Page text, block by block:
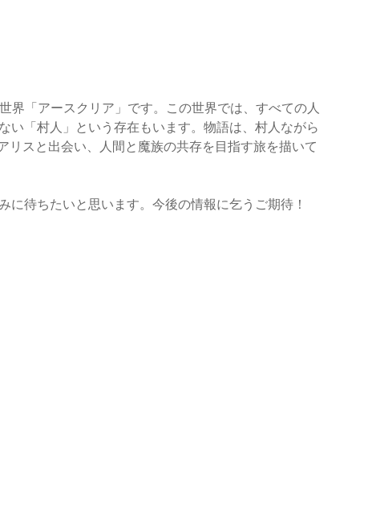
界「アースクリア」です。この世界では、すべての人
い「村人」という存在もいます。物語は、村人ながら
スと出会い、人間と魔族の共存を目指す旅を描いて
待ちたいと思います。今後の情報に乞うご期待！